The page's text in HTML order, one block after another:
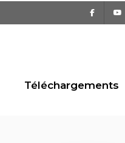
Facebook
Téléchargements